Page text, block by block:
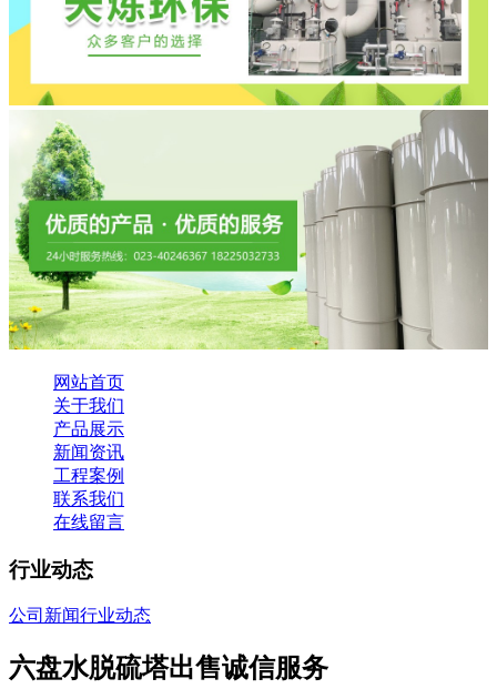
网站首页
关于我们
产品展示
新闻资讯
工程案例
联系我们
在线留言
行业动态
公司新闻行业动态
六盘水脱硫塔出售诚信服务